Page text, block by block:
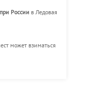
России в Ледовая
может взиматься